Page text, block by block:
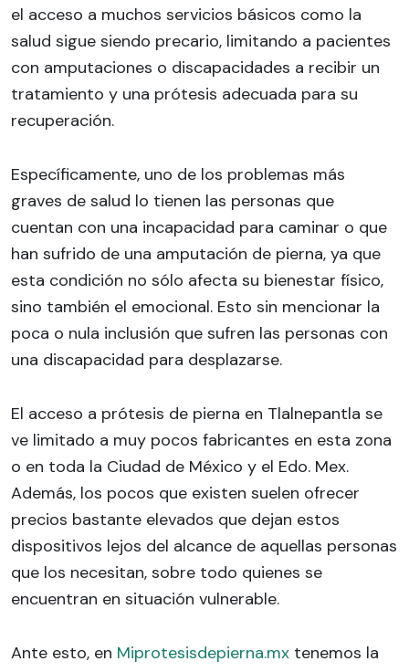
el acceso a muchos servicios básicos como la
salud sigue siendo precario, limitando a pacientes
con amputaciones o discapacidades a recibir un
tratamiento y una prótesis adecuada para su
recuperación.
Específicamente, uno de los problemas más
graves de salud lo tienen las personas que
cuentan con una incapacidad para caminar o que
han sufrido de una amputación de pierna, ya que
esta condición no sólo afecta su bienestar físico,
sino también el emocional. Esto sin mencionar la
poca o nula inclusión que sufren las personas con
una discapacidad para desplazarse.
El acceso a prótesis de pierna en Tlalnepantla se
ve limitado a muy pocos fabricantes en esta zona
o en toda la Ciudad de México y el Edo. Mex.
Además, los pocos que existen suelen ofrecer
precios bastante elevados que dejan estos
dispositivos lejos del alcance de aquellas personas
que los necesitan, sobre todo quienes se
encuentran en situación vulnerable.
Ante esto, en Miprotesisdepierna.mx tenemos la